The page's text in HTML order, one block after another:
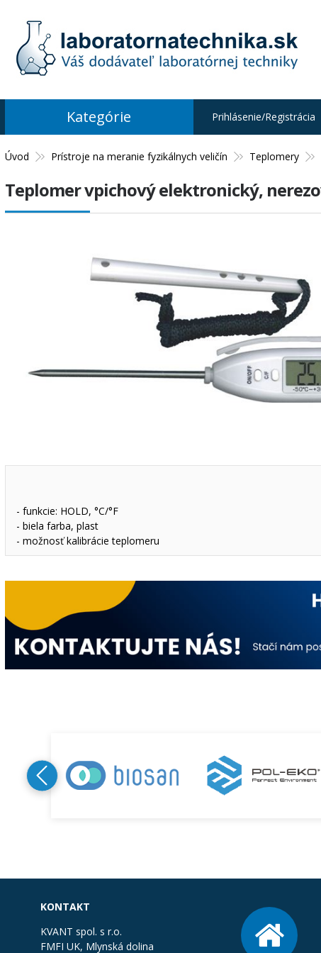
Úvod Prístroje na meranie fyzikálnych veličín Teplomery
Teplomer vpichový elektronický,
- funkcie: HOLD, °C/°F
- biela farba, plast
- možnosť kalibrácie teplomeru
Kategórie Prihlásenie/Registrácia
KONTAKT
KVANT spol. s r.o.
FMFI UK, Mlynská dolina